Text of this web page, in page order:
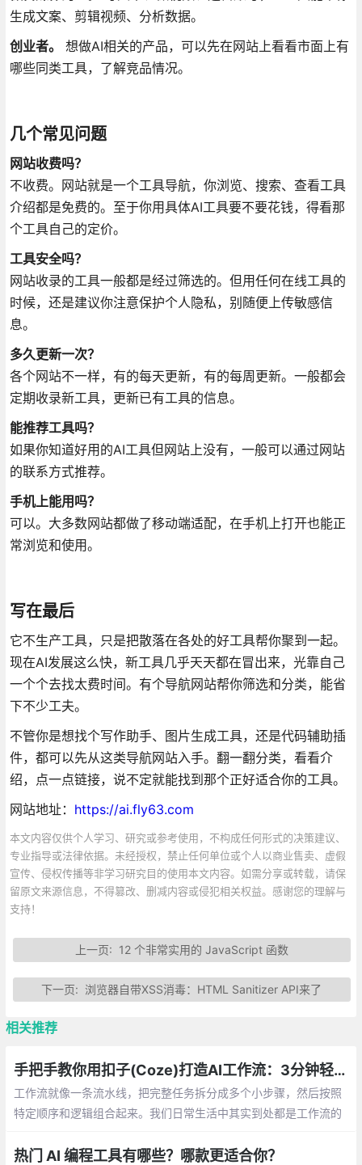
生成文案、剪辑视频、分析数据。
创业者。
想做AI相关的产品，可以先在网站上看看市面上有
哪些同类工具，了解竞品情况。
几个常见问题
网站收费吗？
不收费。网站就是一个工具导航，你浏览、搜索、查看工具
介绍都是免费的。至于你用具体AI工具要不要花钱，得看那
个工具自己的定价。
工具安全吗？
网站收录的工具一般都是经过筛选的。但用任何在线工具的
时候，还是建议你注意保护个人隐私，别随便上传敏感信
息。
多久更新一次？
各个网站不一样，有的每天更新，有的每周更新。一般都会
定期收录新工具，更新已有工具的信息。
能推荐工具吗？
如果你知道好用的AI工具但网站上没有，一般可以通过网站
的联系方式推荐。
手机上能用吗？
可以。大多数网站都做了移动端适配，在手机上打开也能正
常浏览和使用。
写在最后
它不生产工具，只是把散落在各处的好工具帮你聚到一起。
现在AI发展这么快，新工具几乎天天都在冒出来，光靠自己
一个个去找太费时间。有个导航网站帮你筛选和分类，能省
下不少工夫。
不管你是想找个写作助手、图片生成工具，还是代码辅助插
件，都可以先从这类导航网站入手。翻一翻分类，看看介
绍，点一点链接，说不定就能找到那个正好适合你的工具。
网站地址： https://ai.fly63.com
本文内容仅供个人学习、研究或参考使用，不构成任何形式的决策建议、
专业指导或法律依据。未经授权，禁止任何单位或个人以商业售卖、虚假
宣传、侵权传播等非学习研究目的使用本文内容。如需分享或转载，请保
留原文来源信息，不得篡改、删减内容或侵犯相关权益。感谢您的理解与
支持！
上一页: 12 个非常实用的 JavaScript 函数
下一页: 浏览器自带XSS消毒：HTML Sanitizer API来了
相关推荐
手把手教你用扣子(Coze)打造AI工作流：3分钟轻松上手
工作流就像一条流水线，把完整任务拆分成多个小步骤，然后按照
特定顺序和逻辑组合起来。我们日常生活中其实到处都是工作流的
现自动化。
热门 AI 编程工具有哪些？哪款更适合你？